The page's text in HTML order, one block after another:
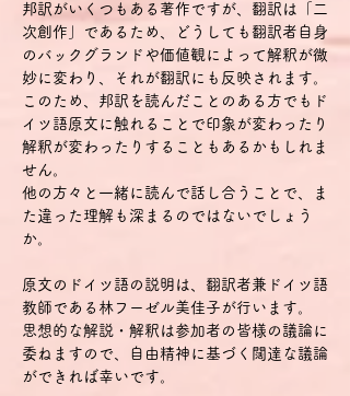
邦訳がいくつもある著作ですが、翻訳は「二
次創作」であるため、どうしても翻訳者自身
のバックグランドや価値観によって解釈が微
妙に変わり、それが翻訳にも反映されます。
このため、邦訳を読んだことのある方でもド
イツ語原文に触れることで印象が変わったり
解釈が変わったりすることもあるかもしれま
せん。
他の方々と一緒に読んで話し合うことで、ま
た違った理解も深まるのではないでしょう
か。
原文のドイツ語の説明は、翻訳者兼ドイツ語
教師である林フーゼル美佳子が行います。
思想的な解説・解釈は参加者の皆様の議論に
委ねますので、自由精神に基づく闊達な議論
ができれば幸いです。